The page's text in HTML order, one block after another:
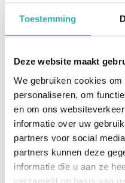
Toestemming
Deze website maakt
We gebruiken cookies
personaliseren, om
en om ons
informatie over uw
partners voor social
partners kunnen deze
informatie die u aan ze
verzameld op basis van
Samen bouwen
self-service
Een speciaal woord
Budde, Christian
QUAD GmbH voor de
gastvrijheid. De